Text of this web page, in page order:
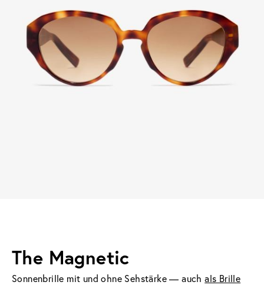
The Magnetic
Sonnenbrille mit und ohne Sehstärke — auchals Brille